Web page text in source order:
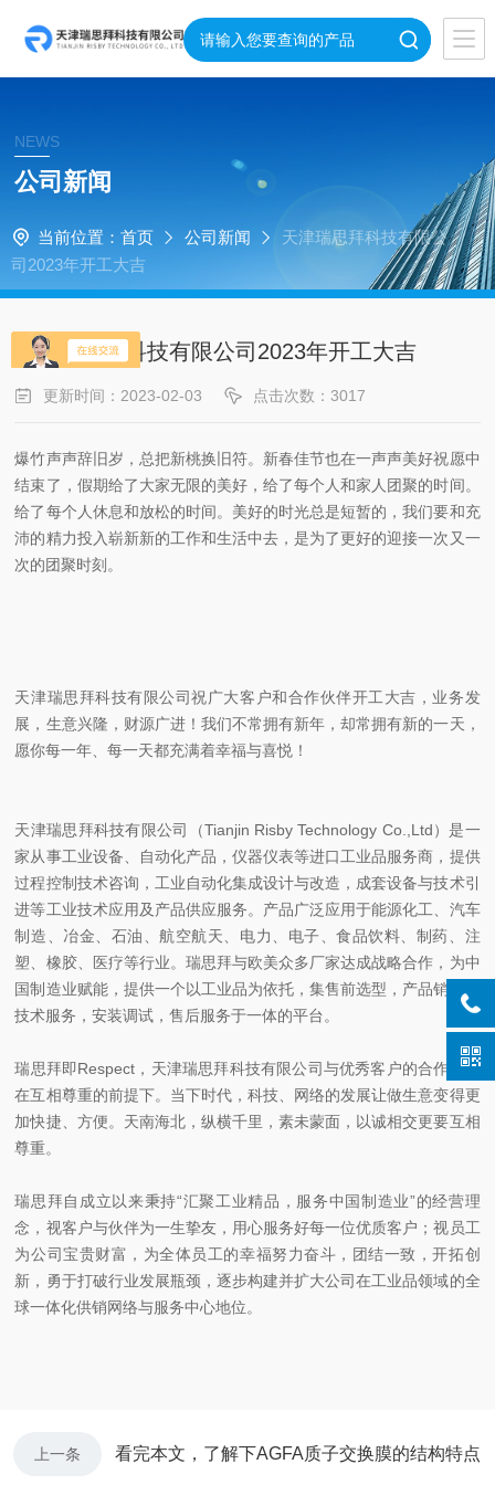
NEWS
公司新闻
当前位置： 首页 公司新闻
天津瑞思拜科技有限公
司2023年开工大吉
天津瑞思拜科技有限公司2023年开工大吉
更新时间：2023-02-03 点击次数：3017
爆竹声声辞旧岁，总把新桃换旧符。新春佳节也在一声声美好祝愿中
结束了，假期给了大家无限的美好，给了每个人和家人团聚的时间。
给了每个人休息和放松的时间。美好的时光总是短暂的，我们要和充
沛的精力投入崭新新的工作和生活中去，是为了更好的迎接一次又一
次的团聚时刻。
天津瑞思拜科技有限公司祝广大客户和合作伙伴开工大吉，业务发
展，生意兴隆，财源广进！我们不常拥有新年，却常拥有新的一天，
愿你每一年、每一天都充满着幸福与喜悦！
天津瑞思拜科技有限公司（Tianjin Risby Technology Co.,Ltd）是一
家从事工业设备、自动化产品，仪器仪表等进口工业品服务商，提供
过程控制技术咨询，工业自动化集成设计与改造，成套设备与技术引
进等工业技术应用及产品供应服务。产品广泛应用于能源化工、汽车
制造、冶金、石油、航空航天、电力、电子、食品饮料、制药、注
塑、橡胶、医疗等行业。瑞思拜与欧美众多厂家达成战略合作，为中
国制造业赋能，提供一个以工业品为依托，集售前选型，产品销售，
技术服务，安装调试，售后服务于一体的平台。
瑞思拜即Respect，天津瑞思拜科技有限公司与优秀客户的合作建立
在互相尊重的前提下。当下时代，科技、网络的发展让做生意变得更
加快捷、方便。天南海北，纵横千里，素未蒙面，以诚相交更要互相
尊重。
瑞思拜自成立以来秉持“汇聚工业精品，服务中国制造业”的经营理
念，视客户与伙伴为一生挚友，用心服务好每一位优质客户；视员工
为公司宝贵财富，为全体员工的幸福努力奋斗，团结一致，开拓创
新，勇于打破行业发展瓶颈，逐步构建并扩大公司在工业品领域的全
球一体化供销网络与服务中心地位。
上一条 看完本文，了解下AGFA质子交换膜的结构特点